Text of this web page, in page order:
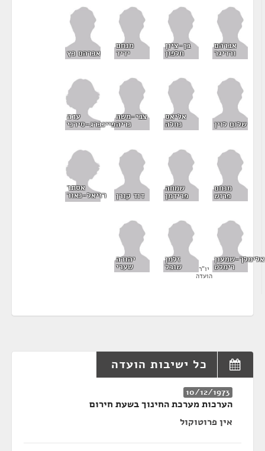
אברהם
ורדיגר
בן-ציון
חלפון
מנחם
ידיד אברהם כץ
שלום לוין
אליאס
נחלה
צבי-משה
נריה
עדה
פיינברג-סירני
מנחם
פרוש
שמחה
פרידמן דוד קורן
אסתר
רזיאל-נאור
אלימלך-שמעון
רימלט יו"ר
הועדה
זלמן
שובל
יהודה
שערי
כל ישיבות הועדה
10/12/1973
הערכות מערכת החינוך בשעת חירום
אין פרוטוקול